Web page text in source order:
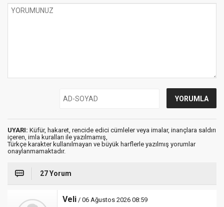
UYARI: Küfür, hakaret, rencide edici cümleler veya imalar, inançlara saldırı
içeren, imla kuralları ile yazılmamış,
Türkçe karakter kullanılmayan ve büyük harflerle yazılmış yorumlar
onaylanmamaktadır.
27 Yorum
Veli / 06 Ağustos 2026 08:59